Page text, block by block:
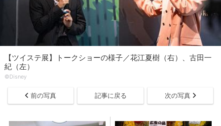
【ツイステ展】トークショーの様子／花江夏樹（右）、古田一
紀（左）
©Disney
前の写真 記事に戻る 次の写真